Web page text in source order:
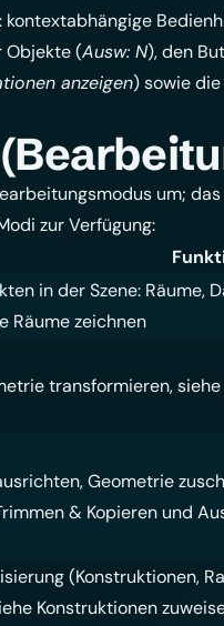
Objekte (Ausw: N), den
anzeigen) sowie
um;
zur Verfügung:
in der Szene: Räume,
Räume zeichnen
transformieren, siehe
Geometrie
& Kopieren und
(Konstruktionen,
Konstruktionen